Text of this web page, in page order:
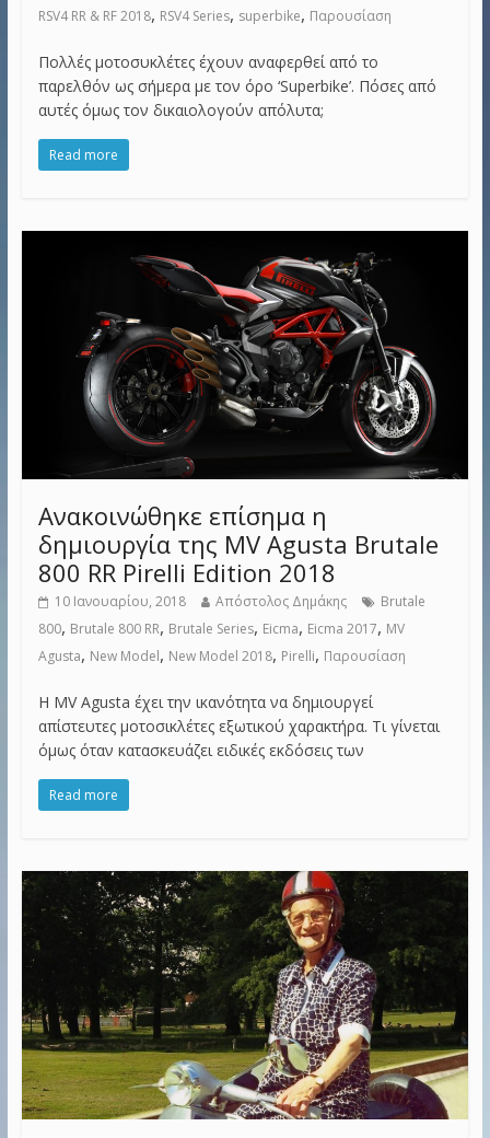
RSV4 RR & RF 2018, RSV4 Series, superbike, Παρουσίαση
Πολλές μοτοσυκλέτες έχουν αναφερθεί από το
παρελθόν ως σήμερα με τον όρο ‘Superbike’. Πόσες από
αυτές όμως τον δικαιολογούν απόλυτα;
Read more
Ανακοινώθηκε επίσημα η
δημιουργία της MV Agusta Brutale
800 RR Pirelli Edition 2018
10 Ιανουαρίου, 2018 Απόστολος Δημάκης
Brutale
800, Brutale 800 RR, Brutale Series, Eicma, Eicma 2017, MV
Agusta, New Model, New Model 2018, Pirelli, Παρουσίαση
Η MV Agusta έχει την ικανότητα να δημιουργεί
απίστευτες μοτοσικλέτες εξωτικού χαρακτήρα. Τι γίνεται
όμως όταν κατασκευάζει ειδικές εκδόσεις των
Read more